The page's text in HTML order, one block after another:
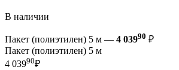
В наличии
Пакет (полиэтилен) 5 м — 4 03990 ₽
Пакет (полиэтилен) 5 м
4 03990₽